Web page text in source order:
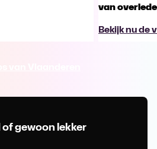
van
Bekijk nu de
of gewoon lekker